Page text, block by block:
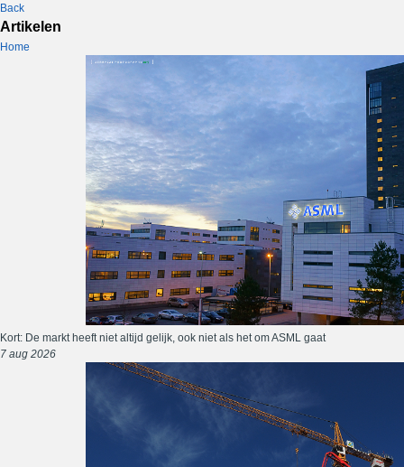
Back
Artikelen
Home
Kort: De markt heeft niet altijd gelijk, ook niet als het om ASML gaat
7 aug 2026